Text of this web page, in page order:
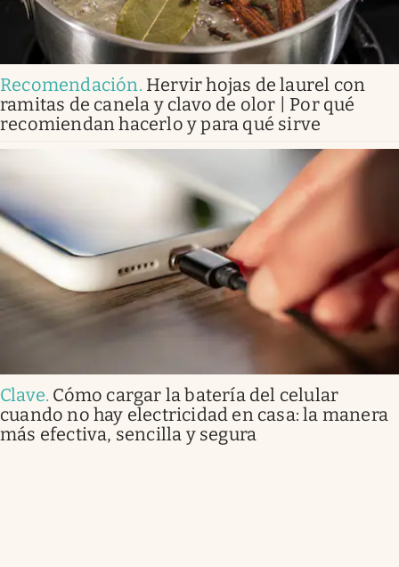
Recomendación. Hervir hojas de laurel con
ramitas de canela y clavo de olor | Por qué
recomiendan hacerlo y para qué sirve
Clave. Cómo cargar la batería del celular
cuando no hay electricidad en casa: la manera
más efectiva, sencilla y segura